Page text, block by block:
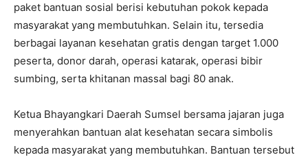
paket bantuan sosial berisi kebutuhan pokok kepada
masyarakat yang membutuhkan. Selain itu, tersedia
berbagai layanan kesehatan gratis dengan target 1.000
peserta, donor darah, operasi katarak, operasi bibir
sumbing, serta khitanan massal bagi 80 anak.
Ketua Bhayangkari Daerah Sumsel bersama jajaran juga
menyerahkan bantuan alat kesehatan secara simbolis
kepada masyarakat yang membutuhkan. Bantuan tersebut